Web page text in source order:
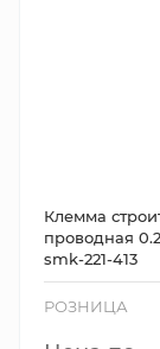
Клемма
проводная
smk-221-413
РОЗНИЦА